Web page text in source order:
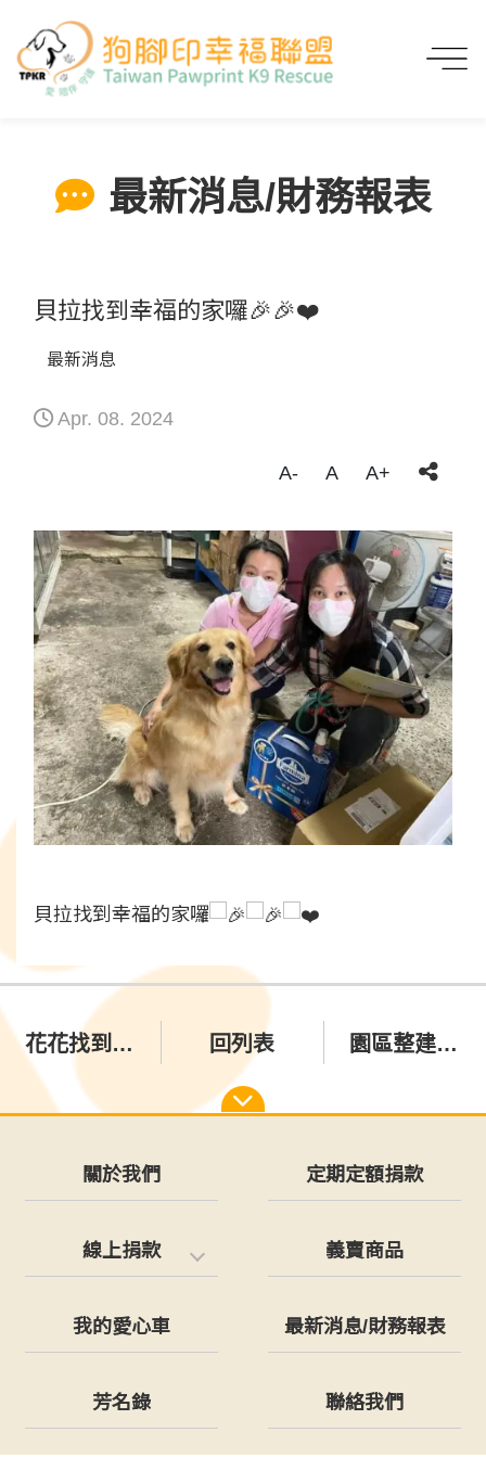
最新消息/財務報表
貝拉找到幸福的家囉🎉🎉❤️
最新消息
Apr. 08. 2024
A- A A+
貝拉找到幸福的家囉
花花找到幸福的家囉❤️🎉🎉🎉 回列表 園區整建水溝工程、圍籬工程、草皮汰換工程完工囉
關於我們 定期定額捐款
線上捐款 義賣商品
我的愛心車 最新消息/財務報表
芳名錄 聯絡我們